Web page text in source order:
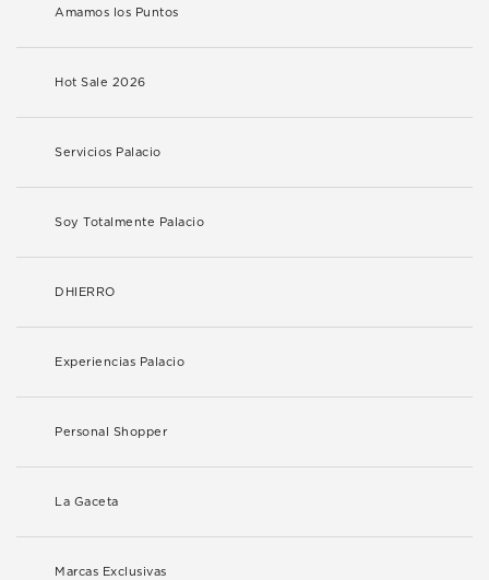
Amamos los Puntos
Hot Sale 2026
Servicios Palacio
Soy Totalmente Palacio
DHIERRO
Experiencias Palacio
Personal Shopper
La Gaceta
Marcas Exclusivas